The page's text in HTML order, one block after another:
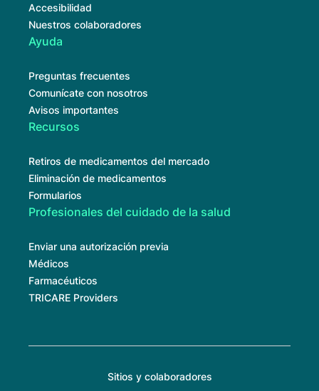
Accesibilidad
Nuestros colaboradores
Ayuda
Preguntas frecuentes
Comunícate con nosotros
Avisos importantes
Recursos
Retiros de medicamentos del mercado
Eliminación de medicamentos
Formularios
Profesionales del cuidado de la salud
Enviar una autorización previa
Médicos
Farmacéuticos
TRICARE Providers
Sitios y colaboradores